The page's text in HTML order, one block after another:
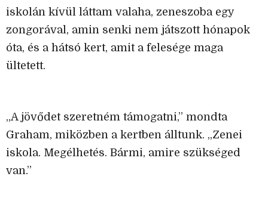
iskolán kívül láttam valaha, zeneszoba egy
zongorával, amin senki nem játszott hónapok
óta, és a hátsó kert, amit a felesége maga
ültetett.
„A jövődet szeretném támogatni,” mondta
Graham, miközben a kertben álltunk. „Zenei
iskola. Megélhetés. Bármi, amire szükséged
van.”